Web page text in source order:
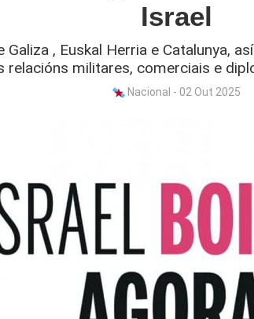
Israel
, Euskal Herria e Catalunya,
relacións militares, comerciais e
Nacional - 02 Out 2025